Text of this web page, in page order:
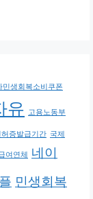
민생회복소비쿠폰
유 고용노동부
증발급기간 국제
여연체
네이
민생회복